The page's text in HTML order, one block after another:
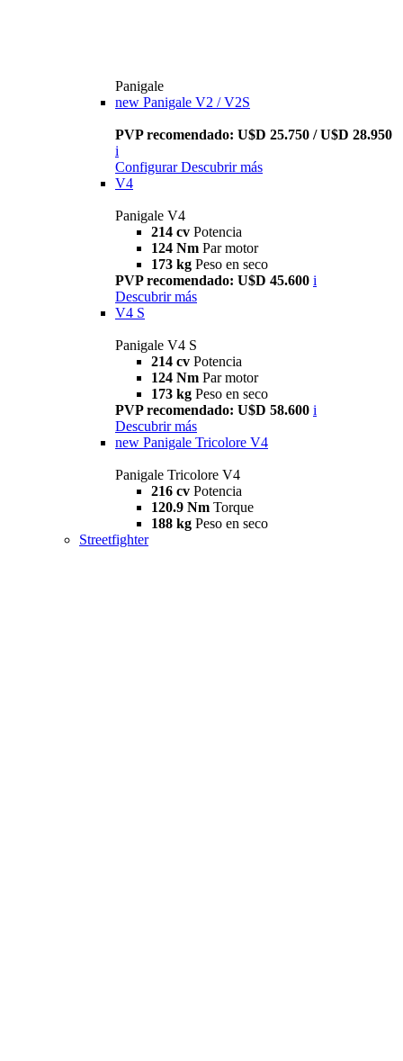
Panigale
new Panigale V2 / V2S
PVP recomendado: U$D 25.750 / U$D 28.950
i
Configurar Descubrir más
V4
Panigale V4
214 cv Potencia
124 Nm Par motor
173 kg Peso en seco
PVP recomendado: U$D 45.600 i
Descubrir más
V4 S
Panigale V4 S
214 cv Potencia
124 Nm Par motor
173 kg Peso en seco
PVP recomendado: U$D 58.600 i
Descubrir más
new Panigale Tricolore V4
Panigale Tricolore V4
216 cv Potencia
120.9 Nm Torque
188 kg Peso en seco
Streetfighter